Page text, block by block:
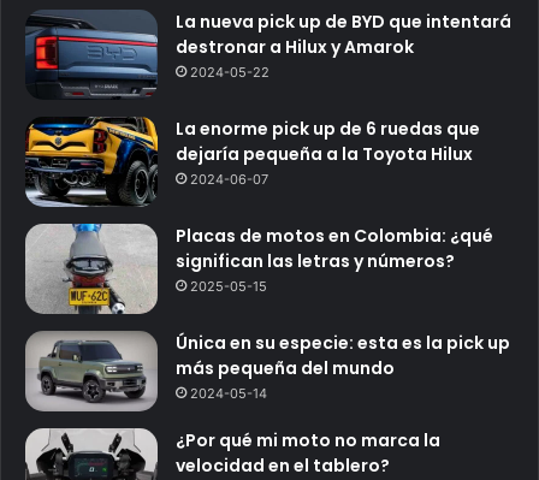
La nueva pick up de BYD que intentará
destronar a Hilux y Amarok
2024-05-22
La enorme pick up de 6 ruedas que
dejaría pequeña a la Toyota Hilux
2024-06-07
Placas de motos en Colombia: ¿qué
significan las letras y números?
2025-05-15
Única en su especie: esta es la pick up
más pequeña del mundo
2024-05-14
¿Por qué mi moto no marca la
velocidad en el tablero?